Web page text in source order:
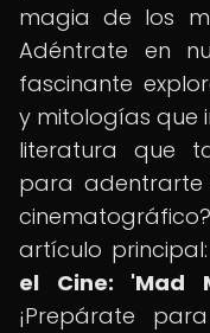
magia de los
Adéntrate en
fascinante
y mitologías que
literatura que
para adentrarte
artículo
el Cine: 'Mad
¡Prepárate